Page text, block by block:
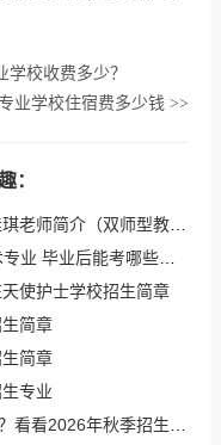
校收费多少？
业学校住宿费多少钱>>
：
师简介（双师型教师）
毕业后能考哪些证书？
使护士学校招生简章
简章
简章
专业
看2026年秋季招生要求